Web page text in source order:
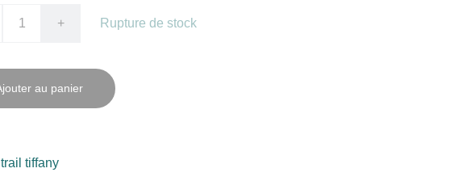
+ Rupture de stock
au panier
tiffany